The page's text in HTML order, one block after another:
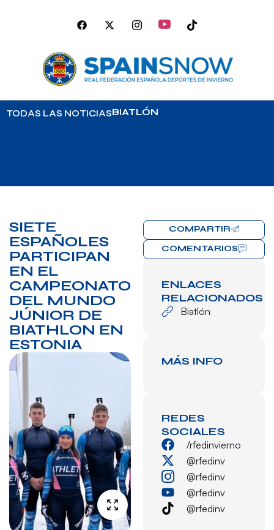
TODAS LAS NOTICIASBIATLÓN
SIETE
ESPAÑOLES
PARTICIPAN
EN EL
CAMPEONATO
DEL MUNDO
JÚNIOR DE
BIATHLON EN
ESTONIA
COMPARTIR
COMENTARIOS
ENLACES
RELACIONADOS
Biatlón
MÁS INFO
REDES
SOCIALES
/rfedinvierno
@rfedinv
@rfedinv
@rfedinv
@rfedinv